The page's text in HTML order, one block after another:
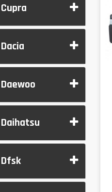
Cupra
Dacia
Daewoo
Daihatsu
Dfsk